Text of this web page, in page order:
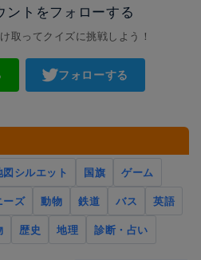
ントをフォローする
取ってクイズに挑戦しよう！
フォローする
図シルエット 国旗
ゲーム
ーズ 動物 鉄道 バス
英語
歴史 地理 診断・占い